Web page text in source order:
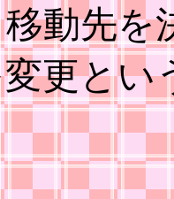
動先を
更とい